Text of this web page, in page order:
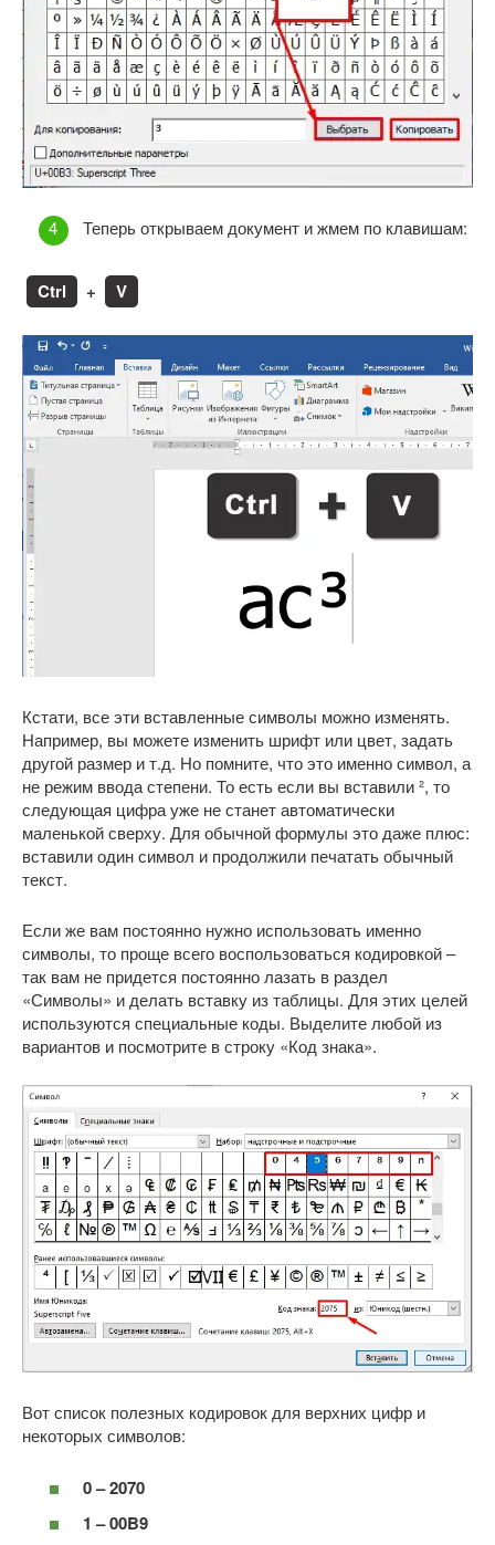
Теперь открываем документ и жмем по клавишам:
Ctrl + V
Кстати, все эти вставленные символы можно изменять.
Например, вы можете изменить шрифт или цвет, задать
другой размер и т.д. Но помните, что это именно символ, а
не режим ввода степени. То есть если вы вставили ², то
следующая цифра уже не станет автоматически
маленькой сверху. Для обычной формулы это даже плюс:
вставили один символ и продолжили печатать обычный
текст.
Если же вам постоянно нужно использовать именно
символы, то проще всего воспользоваться кодировкой –
так вам не придется постоянно лазать в раздел
«Символы» и делать вставку из таблицы. Для этих целей
используются специальные коды. Выделите любой из
вариантов и посмотрите в строку «Код знака».
Вот список полезных кодировок для верхних цифр и
некоторых символов:
0 – 2070
1 – 00B9